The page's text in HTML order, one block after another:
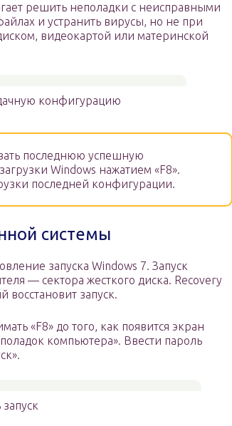
решить неполадки с неисправными
и устранить вирусы, но не при
видеокартой или материнской
конфигурацию
последнюю успешную
Windows нажатием «F8».
последней конфигурации.
системы
запуска Windows 7. Запуск
— сектора жесткого диска. Recovery
восстановит запуск.
«F8» до того, как появится экран
компьютера». Ввести пароль